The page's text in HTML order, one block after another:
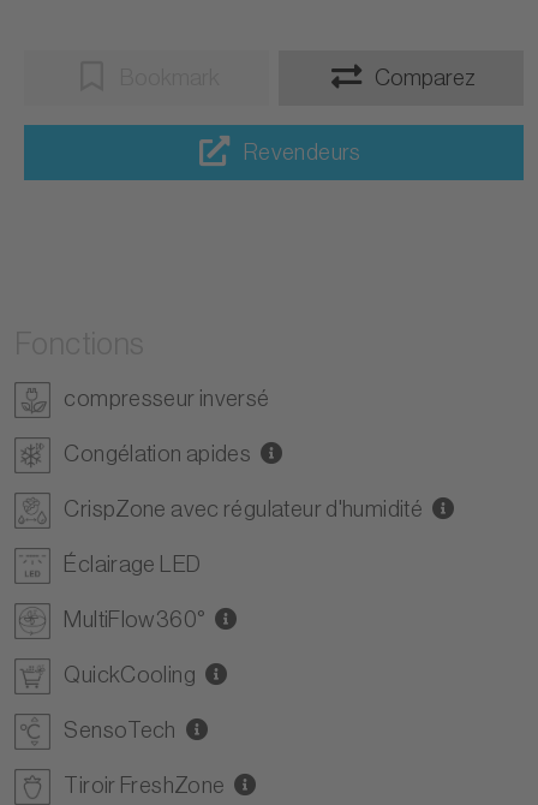
Comparez
Revendeurs
compresseur inversé
Congélation apides
CrispZone avec régulateur d'humidité
Éclairage LED
MultiFlow360°
QuickCooling
SensoTech
Tiroir FreshZone